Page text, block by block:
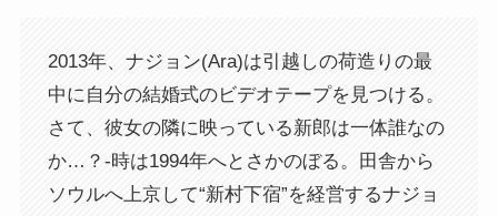
2013年、ナジョン(Ara)は引越しの荷造りの最
中に自分の結婚式のビデオテープを見つける。
さて、彼女の隣に映っている新郎は一体誰なの
か…？-時は1994年へとさかのぼる。田舎から
ソウルへ上京して“新村下宿”を経営するナジョ